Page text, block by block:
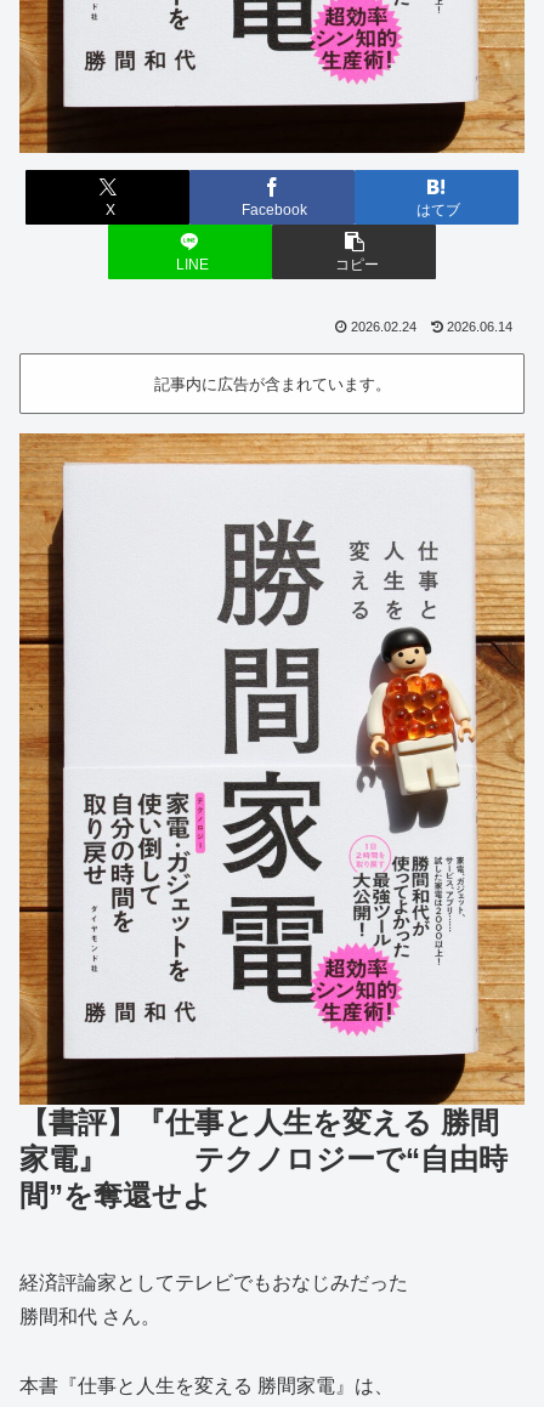
X Facebook はてブ
LINE コピー
2026.02.24 2026.06.14
記事内に広告が含まれています。
【書評】『仕事と人生を変える 勝間
家電』 テクノロジーで“自由時
間”を奪還せよ
経済評論家としてテレビでもおなじみだった
勝間和代 さん。
本書『仕事と人生を変える 勝間家電』は、